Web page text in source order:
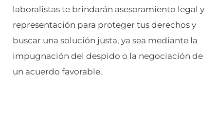
laboralistas te brindarán asesoramiento legal y
representación para proteger tus derechos y
buscar una solución justa, ya sea mediante la
impugnación del despido o la negociación de
un acuerdo favorable.